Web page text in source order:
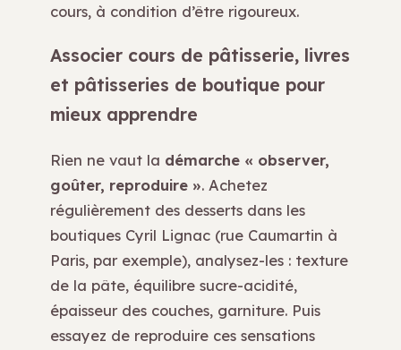
cours, à condition d’être rigoureux.
Associer cours de pâtisserie, livres
et pâtisseries de boutique pour
mieux apprendre
Rien ne vaut la démarche « observer,
goûter, reproduire ». Achetez
régulièrement des desserts dans les
boutiques Cyril Lignac (rue Caumartin à
Paris, par exemple), analysez-les : texture
de la pâte, équilibre sucre-acidité,
épaisseur des couches, garniture. Puis
essayez de reproduire ces sensations